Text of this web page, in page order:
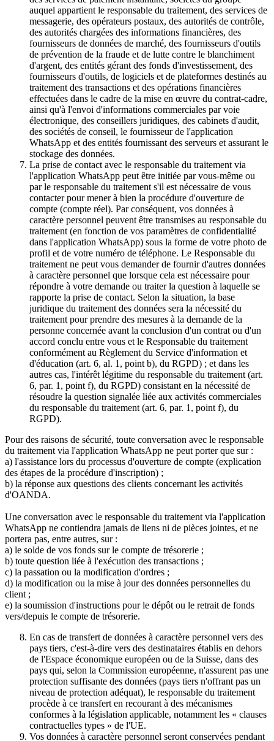
auquel appartient le responsable du traitement, des services de
messagerie, des opérateurs postaux, des autorités de contrôle,
des autorités chargées des informations financières, des
fournisseurs de données de marché, des fournisseurs d'outils
de prévention de la fraude et de lutte contre le blanchiment
d'argent, des entités gérant des fonds d'investissement, des
fournisseurs d'outils, de logiciels et de plateformes destinés au
traitement des transactions et des opérations financières
effectuées dans le cadre de la mise en œuvre du contrat-cadre,
ainsi qu'à l'envoi d'informations commerciales par voie
électronique, des conseillers juridiques, des cabinets d'audit,
des sociétés de conseil, le fournisseur de l'application
WhatsApp et des entités fournissant des serveurs et assurant le
stockage des données.
La prise de contact avec le responsable du traitement via
l'application WhatsApp peut être initiée par vous-même ou
par le responsable du traitement s'il est nécessaire de vous
contacter pour mener à bien la procédure d'ouverture de
compte (compte réel). Par conséquent, vos données à
caractère personnel peuvent être transmises au responsable du
traitement (en fonction de vos paramètres de confidentialité
dans l'application WhatsApp) sous la forme de votre photo de
profil et de votre numéro de téléphone. Le Responsable du
traitement ne peut vous demander de fournir d'autres données
à caractère personnel que lorsque cela est nécessaire pour
répondre à votre demande ou traiter la question à laquelle se
rapporte la prise de contact. Selon la situation, la base
juridique du traitement des données sera la nécessité du
traitement pour prendre des mesures à la demande de la
personne concernée avant la conclusion d'un contrat ou d'un
accord conclu entre vous et le Responsable du traitement
conformément au Règlement du Service d'information et
d'éducation (art. 6, al. 1, point b), du RGPD) ; et dans les
autres cas, l'intérêt légitime du responsable du traitement (art.
6, par. 1, point f), du RGPD) consistant en la nécessité de
résoudre la question signalée liée aux activités commerciales
du responsable du traitement (art. 6, par. 1, point f), du
RGPD).
Pour des raisons de sécurité, toute conversation avec le responsable
du traitement via l'application WhatsApp ne peut porter que sur :
a) l'assistance lors du processus d'ouverture de compte (explication
des étapes de la procédure d'inscription) ;
b) la réponse aux questions des clients concernant les activités
d'OANDA.
Une conversation avec le responsable du traitement via l'application
WhatsApp ne contiendra jamais de liens ni de pièces jointes, et ne
portera pas, entre autres, sur :
a) le solde de vos fonds sur le compte de trésorerie ;
b) toute question liée à l'exécution des transactions ;
c) la passation ou la modification d'ordres ;
d) la modification ou la mise à jour des données personnelles du
client ;
e) la soumission d'instructions pour le dépôt ou le retrait de fonds
vers/depuis le compte de trésorerie.
En cas de transfert de données à caractère personnel vers des
pays tiers, c'est-à-dire vers des destinataires établis en dehors
de l'Espace économique européen ou de la Suisse, dans des
pays qui, selon la Commission européenne, n'assurent pas une
protection suffisante des données (pays tiers n'offrant pas un
niveau de protection adéquat), le responsable du traitement
procède à ce transfert en recourant à des mécanismes
conformes à la législation applicable, notamment les « clauses
contractuelles types » de l'UE.
Vos données à caractère personnel seront conservées pendant